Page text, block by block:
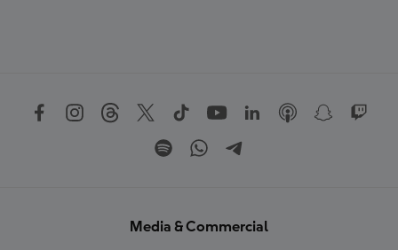
Media & Commercial